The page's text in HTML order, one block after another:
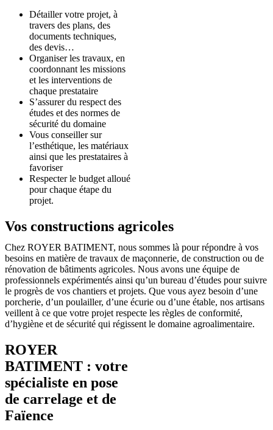
Détailler votre projet, à
travers des plans, des
documents techniques,
des devis…
Organiser les travaux, en
coordonnant les missions
et les interventions de
chaque prestataire
S’assurer du respect des
études et des normes de
sécurité du domaine
Vous conseiller sur
l’esthétique, les matériaux
ainsi que les prestataires à
favoriser
Respecter le budget alloué
pour chaque étape du
projet.
Vos constructions agricoles
Chez ROYER BATIMENT, nous sommes là pour répondre à vos
besoins en matière de travaux de maçonnerie, de construction ou de
rénovation de bâtiments agricoles. Nous avons une équipe de
professionnels expérimentés ainsi qu’un bureau d’études pour suivre
le progrès de vos chantiers et projets. Que vous ayez besoin d’une
porcherie, d’un poulailler, d’une écurie ou d’une étable, nos artisans
veillent à ce que votre projet respecte les règles de conformité,
d’hygiène et de sécurité qui régissent le domaine agroalimentaire.
ROYER
BATIMENT : votre
spécialiste en pose
de carrelage et de
Faïence